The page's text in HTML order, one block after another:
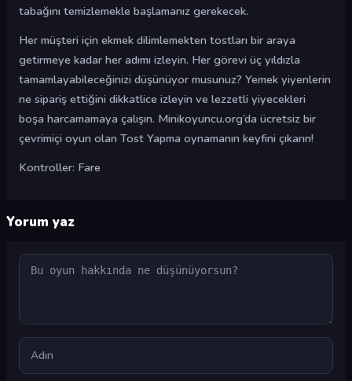
tabağını temizlemekle başlamanız gerekecek.
Her müşteri için ekmek dilimlemekten tostları bir araya
getirmeye kadar her adımı izleyin. Her görevi üç yıldızla
tamamlayabileceğinizi düşünüyor musunuz? Yemek yiyenlerin
ne sipariş ettiğini dikkatlice izleyin ve lezzetli yiyecekleri
boşa harcamamaya çalışın. Minikoyuncu.org’da ücretsiz bir
çevrimiçi oyun olan Tost Yapma oynamanın keyfini çıkarın!
Kontroller: Fare
Yorum yaz
Yorum
Ad